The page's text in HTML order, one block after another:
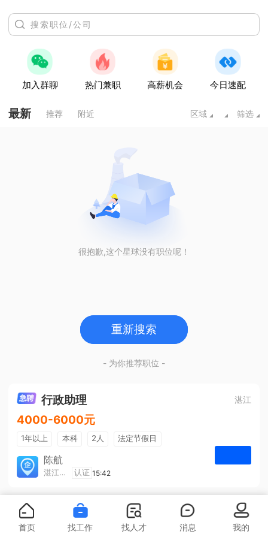
加入群聊 热门兼职 高薪机会 今日速配
最新 推荐 附近 区域 筛选
很抱歉,这个星球没有职位呢！
重新搜索
- 为你推荐职位 -
行政助理 湛江
4000-6000元
1年以上 本科 2人
法定节假日
包吃住
五险一金
陈航
湛江旅游集散中心有限公司 认证 15:42
首页 找工作 找人才 消息 我的